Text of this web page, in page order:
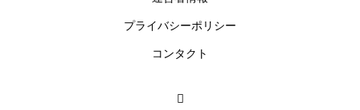
プライバシーポリシー
コンタクト